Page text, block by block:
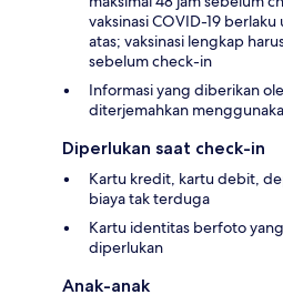
vaksinasi COVID-19
atas; vaksinasi lengkap
sebelum check-in
Informasi yang diberikan
diterjemahkan
Diperlukan saat check-in
Kartu kredit, kartu debit,
biaya tak terduga
Kartu identitas berfoto
diperlukan
Anak-anak